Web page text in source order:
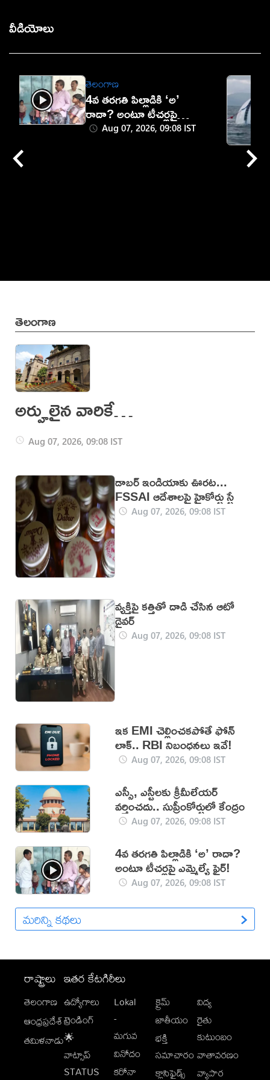
వీడియోలు
తెలంగాణ
4వ తరగతి పిల్లాడికి ‘అ’
రాదా? అంటూ టీచర్లపై
ఎమ్మెల్యే ఫైర్!
Aug 07, 2026, 09:08 IST
తెలంగాణ
అర్హులైన వారికే
పథకాలు ఇవ్వండి:
హైకోర్టు
Aug 07, 2026, 09:08 IST
డాబర్‌ ఇండియాకు ఊరట...
FSSAI ఆదేశాలపై హైకోర్టు స్టే
Aug 07, 2026, 09:08 IST
వ్యక్తిపై కత్తితో దాడి చేసిన ఆటో
డ్రైవర్‌
Aug 07, 2026, 09:08 IST
ఇక EMI చెల్లించకపోతే ఫోన్
లాక్‌.. RBI నిబంధనలు ఇవే!
Aug 07, 2026, 09:08 IST
ఎస్సీ, ఎస్టీలకు క్రీమీలేయర్‌
వర్తించదు.. సుప్రీంకోర్టులో కేంద్రం
Aug 07, 2026, 09:08 IST
4వ తరగతి పిల్లాడికి ‘అ’ రాదా?
అంటూ టీచర్లపై ఎమ్మెల్యే ఫైర్!
Aug 07, 2026, 09:08 IST
మరిన్ని కథలు
రాష్ట్రాలు
తెలంగాణ
ఆంధ్రప్రదేశ్
తమిళనాడు
ఇతర కేటగిరీలు
ఉద్యోగాలు
ట్రెండింగ్
🌟
వాట్సాప్
STATUS
Lokal
-
మగువ
వినోదం
కరోనా
క్రైమ్
జాతీయం
భక్తి
సమాచారం
క్లాసిఫైడ్స్
విద్య
రైతు
కుటుంబం
వాతావరణం
వ్యాపార